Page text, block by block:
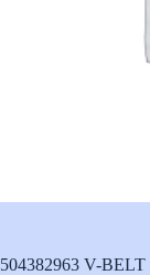
504382963 V-BELT